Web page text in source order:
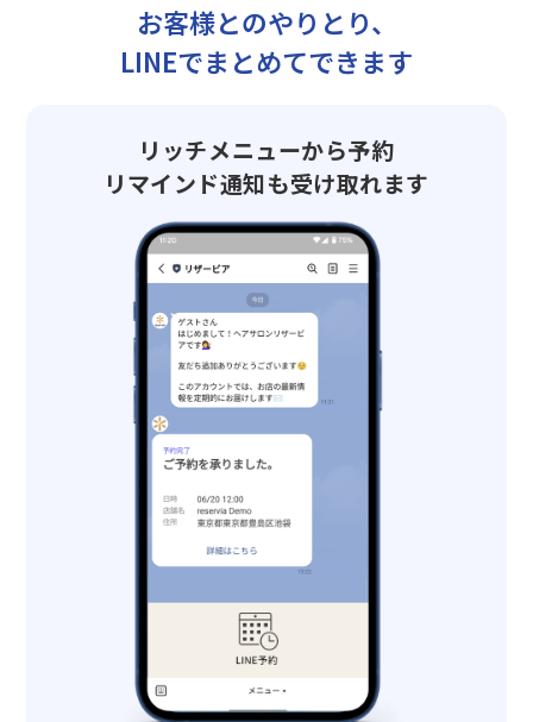
お客様とのやりとり、
LINEでまとめてできます
リッチメニューから予約
リマインド通知も受け取れます